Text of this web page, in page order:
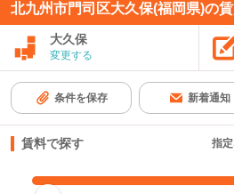
北九州市門司区大久保(福岡県)の
大久保
変更する
条件を保存 新着通知
賃料で探す 指